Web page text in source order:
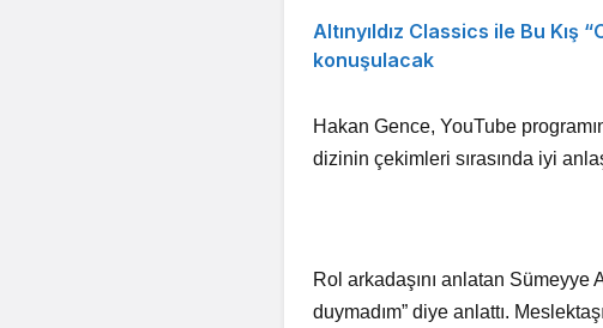
Altınyıldız Classics ile Bu Kış
konuşulacak
Hakan Gence, YouTube
dizinin çekimleri sırasında iyi
Rol arkadaşını anlatan Sümeyye
duymadım” diye anlattı.